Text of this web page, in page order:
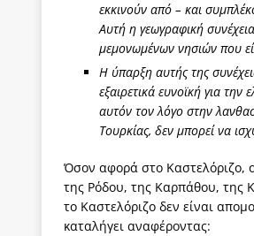
εκκινούν από – και
Αυτή η γεωγραφική
μεμονωμένων νησιών που
Η ύπαρξη αυτής της
εξαιρετικά ευνοϊκή για
αυτόν τον λόγο στην
Τουρκίας, δεν μπορεί να
Όσον αφορά στο Καστελόριζο, ο
της Ρόδου, της Καρπάθου, της
το Καστελόριζο δεν είναι
καταλήγει αναφέροντας: